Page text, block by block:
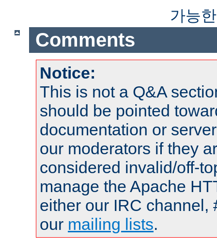
가능
Comments
Notice:
This is not a Q&A
should be pointed
documentation or
our moderators if they
considered invalid/off-
manage the Apache
either our IRC channel,
our mailing lists.